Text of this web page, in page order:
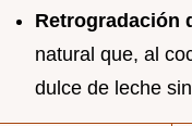
Retrogradación
natural que, al
dulce de leche